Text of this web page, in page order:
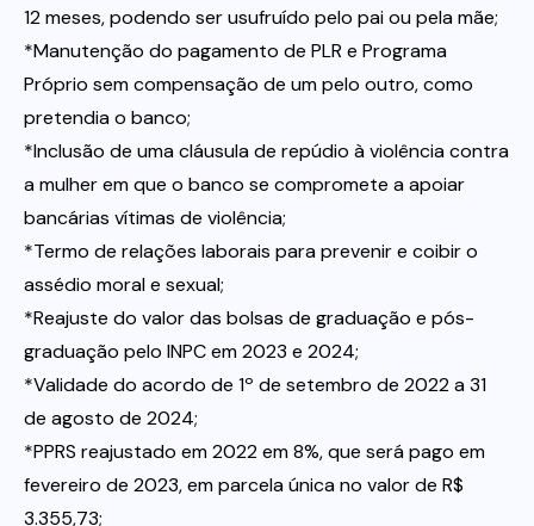
12 meses, podendo ser usufruído pelo pai ou pela mãe;
*Manutenção do pagamento de PLR e Programa
Próprio sem compensação de um pelo outro, como
pretendia o banco;
*Inclusão de uma cláusula de repúdio à violência contra
a mulher em que o banco se compromete a apoiar
bancárias vítimas de violência;
*Termo de relações laborais para prevenir e coibir o
assédio moral e sexual;
*Reajuste do valor das bolsas de graduação e pós-
graduação pelo INPC em 2023 e 2024;
*Validade do acordo de 1º de setembro de 2022 a 31
de agosto de 2024;
*PPRS reajustado em 2022 em 8%, que será pago em
fevereiro de 2023, em parcela única no valor de R$
3.355,73;